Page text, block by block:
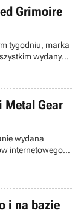
Grimoire
tygodniu, marka
wydany
The Lion
etc. Dziś
druga z
Metal Gear
wydana
internetowego
i na bazie